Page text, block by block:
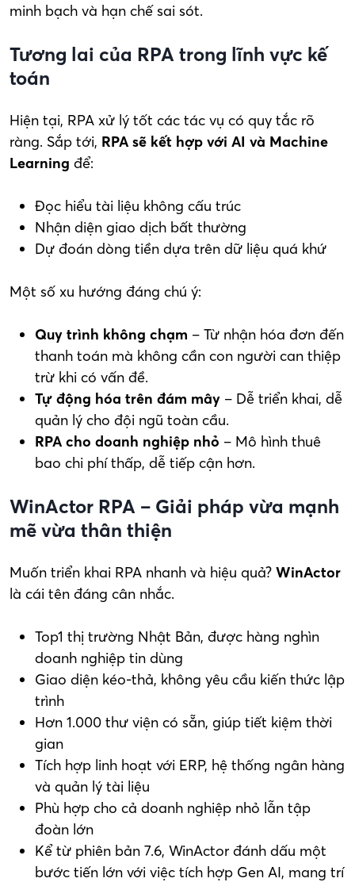
minh bạch và hạn chế sai sót.
Tương lai của RPA trong lĩnh vực kế
toán
Hiện tại, RPA xử lý tốt các tác vụ có quy tắc rõ
ràng. Sắp tới, RPA sẽ kết hợp với AI và Machine
Learning để:
Đọc hiểu tài liệu không cấu trúc
Nhận diện giao dịch bất thường
Dự đoán dòng tiền dựa trên dữ liệu quá khứ
Một số xu hướng đáng chú ý:
Quy trình không chạm – Từ nhận hóa đơn đến
thanh toán mà không cần con người can thiệp
trừ khi có vấn đề.
Tự động hóa trên đám mây – Dễ triển khai, dễ
quản lý cho đội ngũ toàn cầu.
RPA cho doanh nghiệp nhỏ – Mô hình thuê
bao chi phí thấp, dễ tiếp cận hơn.
WinActor RPA – Giải pháp vừa mạnh
mẽ vừa thân thiện
Muốn triển khai RPA nhanh và hiệu quả? WinActor
là cái tên đáng cân nhắc.
Top1 thị trường Nhật Bản, được hàng nghìn
doanh nghiệp tin dùng
Giao diện kéo-thả, không yêu cầu kiến thức lập
trình
Hơn 1.000 thư viện có sẵn, giúp tiết kiệm thời
gian
Tích hợp linh hoạt với ERP, hệ thống ngân hàng
và quản lý tài liệu
Phù hợp cho cả doanh nghiệp nhỏ lẫn tập
đoàn lớn
Kể từ phiên bản 7.6, WinActor đánh dấu một
bước tiến lớn với việc tích hợp Gen AI, mang trí